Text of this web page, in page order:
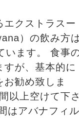
エクストラスー
）の飲み方
います。 食事
すが、基本的に
勧め致しま
以上空けて下
はアバナフィル